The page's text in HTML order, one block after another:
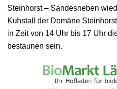
Steinhorst – Sandesneben
Kuhstall der Domäne
in Zeit von 14 Uhr bis 17 Uhr
bestaunen sein.